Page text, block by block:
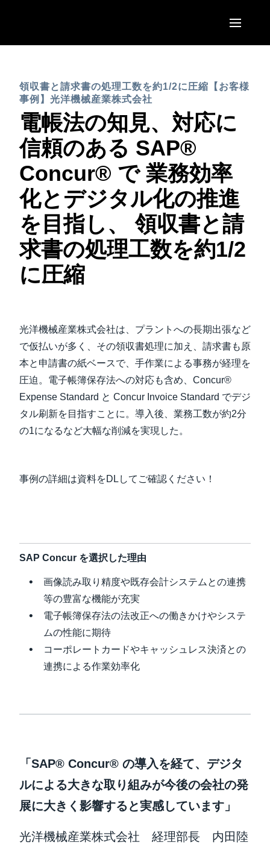
United States (English)
Canada (English)
Canada (Français)
México (Español)
Brasil (Português)
EUROPE
United Kingdom (English)
France (Français)
Deutschland (Deutsch)
Italia (Italiano)
Nederlands (English)
Sweden (English)
España (Español)
Norway (English)
ASIA PACIFIC
Australia (English)
India (English)
日本（日本語)
Singapore (English)
領収書と請求書の処理工数を約1/2に圧縮【お客様
事例】光洋機械産業株式会社
電帳法の知見、対応に
信頼のある SAP®
Concur® で 業務効率
化とデジタル化の推進
を目指し、 領収書と請
求書の処理工数を約1/2
に圧縮
光洋機械産業株式会社は、プラントへの長期出張など
で仮払いが多く、その領収書処理に加え、請求書も原
本と申請書の紙ベースで、手作業による事務が経理を
圧迫。電子帳簿保存法への対応も含め、Concur®
Expense Standard と Concur Invoice Standard でデジ
タル刷新を目指すことに。導入後、業務工数が約2分
の1になるなど大幅な削減を実現した。
事例の詳細は資料をDLしてご確認ください！
SAP Concur を選択した理由
画像読み取り精度や既存会計システムとの連携
等の豊富な機能が充実
電子帳簿保存法の法改正への働きかけやシステ
ムの性能に期待
コーポレートカードやキャッシュレス決済との
連携による作業効率化
「SAP® Concur® の導入を経て、デジタ
ルによる大きな取り組みが今後の会社の発
展に大きく影響すると実感しています」
光洋機械産業株式会社 経理部長 内田陸